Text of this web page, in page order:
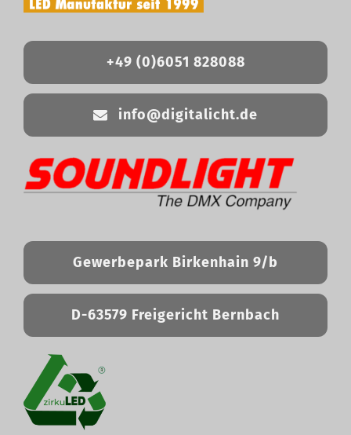
+49 (0)6051 828088
info@digitalicht.de
Gewerbepark Birkenhain 9/b
D-63579 Freigericht Bernbach